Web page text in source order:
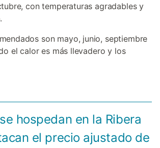
con temperaturas agradables y
son mayo, junio, septiembre
el calor es más llevadero y los
hospedan en la Ribera
el precio ajustado de